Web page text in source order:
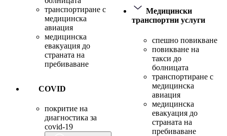
транспортиране с
медицинска
авиация
медицинска
евакуация до
страната на
пребиваване
COVID
покритие на
диагностика за
covid-19
Медицински
транспортни услуги
спешно повикване
повикване на
такси до
болницата
транспортиране с
медицинска
авиация
медицинска
евакуация до
страната на
пребиваване